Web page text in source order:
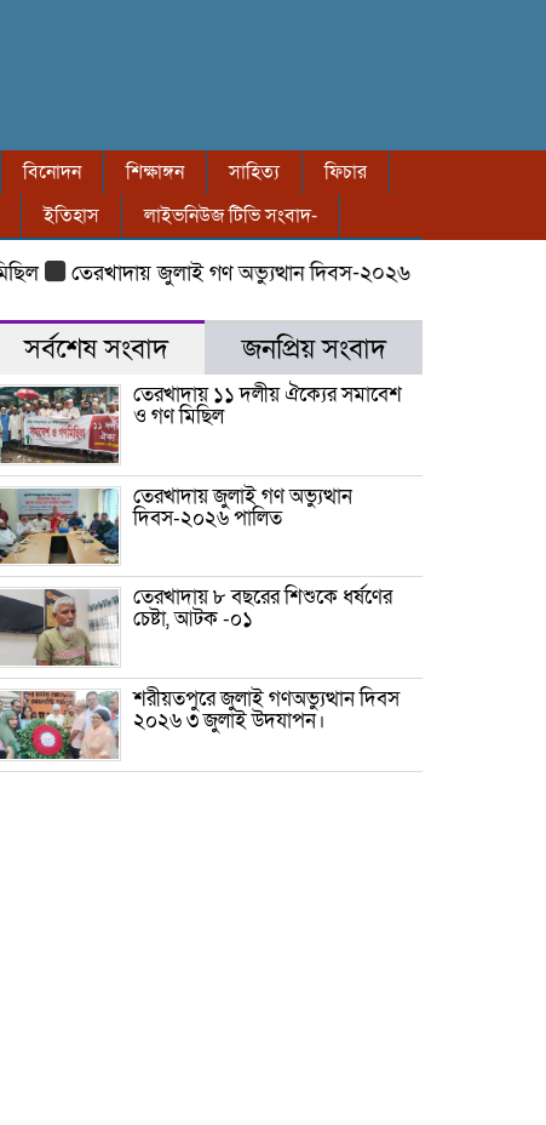
বিনোদন শিক্ষাঙ্গন সাহিত্য
ফিচার
ইতিহাস লাইভনিউজ টিভি সংবাদ-
তেরখাদায় জুলাই গণ অভ্যুত্থান দিবস-২০২৬ পালিত
সর্বশেষ সংবাদ জনপ্রিয় সংবাদ
তেরখাদায় ১১ দলীয় ঐক্যের সমাবেশ
ও গণ মিছিল
তেরখাদায় জুলাই গণ অভ্যুত্থান
দিবস-২০২৬ পালিত
তেরখাদায় ৮ বছরের শিশুকে ধর্ষণের
চেষ্টা, আটক -০১
শরীয়তপুরে জুলাই গণঅভ্যুত্থান দিবস
২০২৬ ৩ জুলাই উদযাপন।